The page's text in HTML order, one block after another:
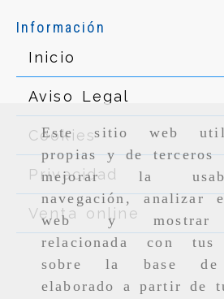
Este sitio web
propias y de terceros
mejorar la
navegación,
web y mostrar
relacionada con tus
sobre la base
elaborado a partir de
Información
Inicio
Aviso Legal
Cookies
Privacidad
Venta online